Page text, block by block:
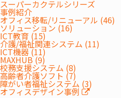
スーパーカクテルシリーズ
事例紹介
オフィス移転/リニューアル (46)
ソリューション (16)
ICT教育 (15)
介護/福祉関連システム (11)
ICT機器 (11)
MAXHUB (9)
校務支援システム (8)
高齢者介護ソフト (7)
障がい者福祉システム (3)
オフィスデザイン事例